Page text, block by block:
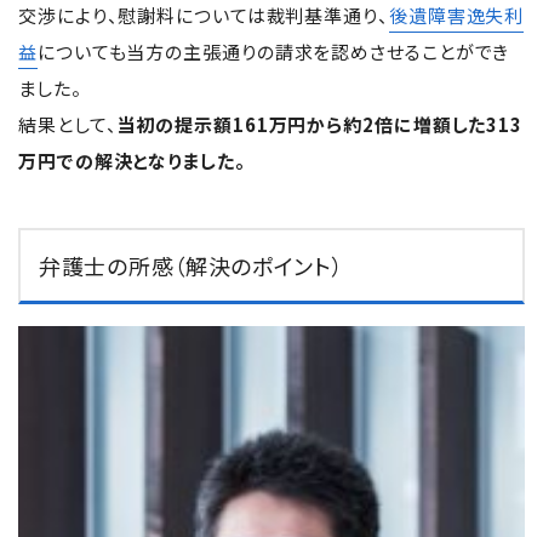
交渉により、慰謝料については裁判基準通り、 後遺障害逸失利
益についても当方の主張通りの請求を認めさせることができ
ました。
結果として、 当初の提示額161万円から約2倍に増額した313
万円での解決となりました。
弁護士の所感（解決のポイント）